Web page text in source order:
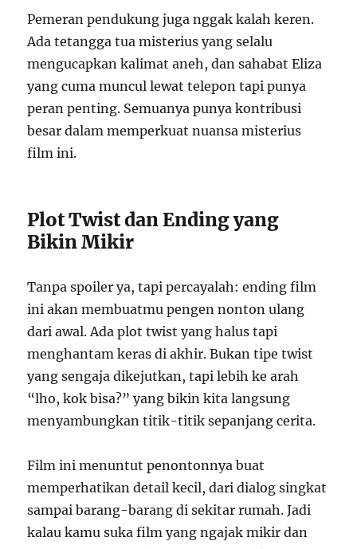
Pemeran pendukung juga nggak kalah keren.
Ada tetangga tua misterius yang selalu
mengucapkan kalimat aneh, dan sahabat Eliza
yang cuma muncul lewat telepon tapi punya
peran penting. Semuanya punya kontribusi
besar dalam memperkuat nuansa misterius
film ini.
Plot Twist dan Ending yang
Bikin Mikir
Tanpa spoiler ya, tapi percayalah: ending film
ini akan membuatmu pengen nonton ulang
dari awal. Ada plot twist yang halus tapi
menghantam keras di akhir. Bukan tipe twist
yang sengaja dikejutkan, tapi lebih ke arah
“lho, kok bisa?” yang bikin kita langsung
menyambungkan titik-titik sepanjang cerita.
Film ini menuntut penontonnya buat
memperhatikan detail kecil, dari dialog singkat
sampai barang-barang di sekitar rumah. Jadi
kalau kamu suka film yang ngajak mikir dan